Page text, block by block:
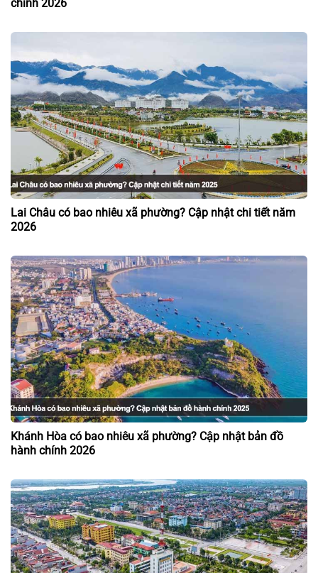
chính 2026
Lai Châu có bao nhiêu xã phường? Cập nhật chi tiết năm
2026
Khánh Hòa có bao nhiêu xã phường? Cập nhật bản đồ
hành chính 2026